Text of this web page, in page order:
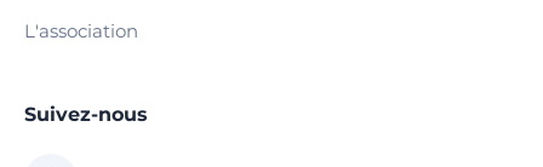
L'association
Suivez-nous